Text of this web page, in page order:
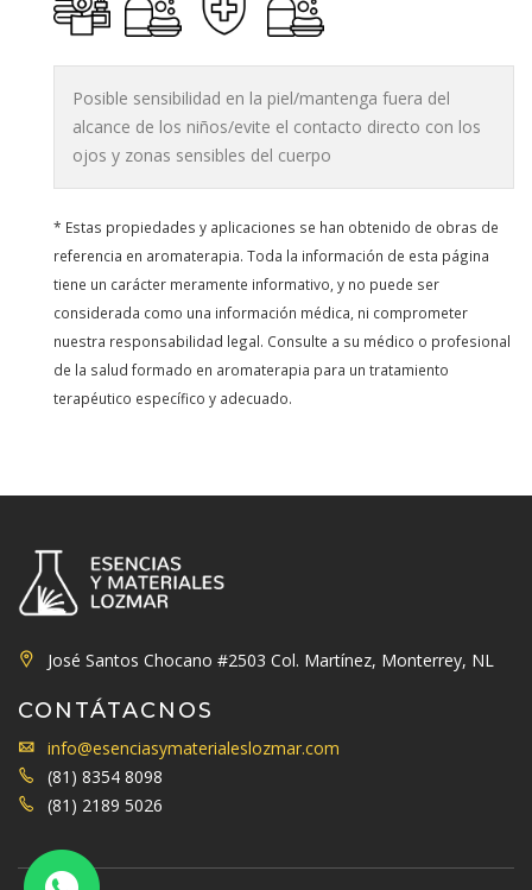
Posible sensibilidad en la piel/mantenga fuera del
alcance de los niños/evite el contacto directo con los
ojos y zonas sensibles del cuerpo
* Estas propiedades y aplicaciones se han obtenido de obras de
referencia en aromaterapia. Toda la información de esta página
tiene un carácter meramente informativo, y no puede ser
considerada como una información médica, ni comprometer
nuestra responsabilidad legal. Consulte a su médico o profesional
de la salud formado en aromaterapia para un tratamiento
terapéutico específico y adecuado.
José Santos Chocano #2503 Col. Martínez, Monterrey, NL
CONTÁTACNOS
info@esenciasymaterialeslozmar.com
(81) 8354 8098
(81) 2189 5026